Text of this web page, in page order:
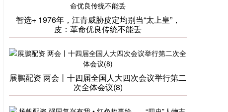
智选+ 1976年，江青威胁皮定均别当“太上皇”，
皮：革命优良传统不能丢
展鵬配资 两会丨十四届全国人大四次会议举行第二
次全体会议(8)